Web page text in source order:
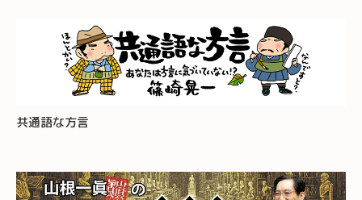
共通語な方言